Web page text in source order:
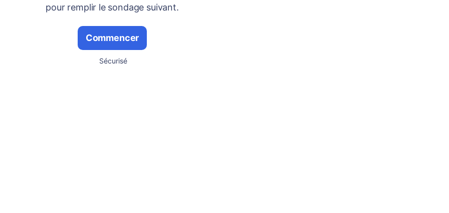
pour remplir le sondage suivant.
Commencer
Sécurisé